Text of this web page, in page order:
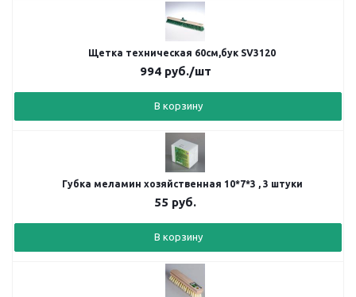
Щетка техническая 60см,бук SV3120
994руб./шт
В корзину
Губка меламин хозяйственная 10*7*3 , 3 штуки
55 руб.
В корзину